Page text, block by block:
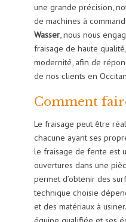
une grande précision,
de machines à
Wasser, nous nous
fraisage de haute
modernité, afin de
de nos clients en
Comment
Le fraisage peut être
chacune ayant ses
le fraisage de fente est
ouvertures dans une
permet d’obtenir des
technique choisie
et des matériaux à usiner.